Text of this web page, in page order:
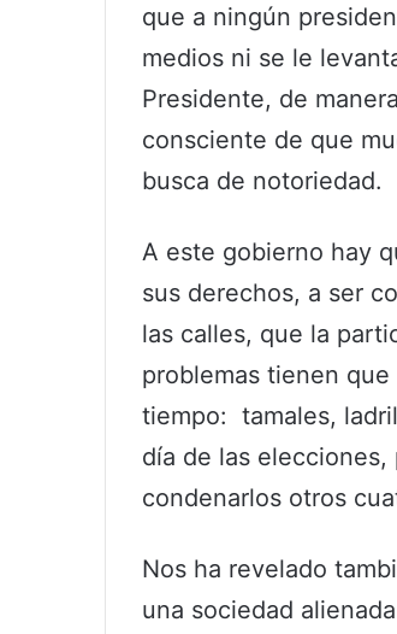
que a ningún
medios ni se le
Presidente, de
consciente de que
busca de notoriedad.
A este gobierno hay
sus derechos, a ser
las calles, que la
problemas tienen
tiempo: tamales,
día de las
condenarlos otros
Nos ha revelado
una sociedad